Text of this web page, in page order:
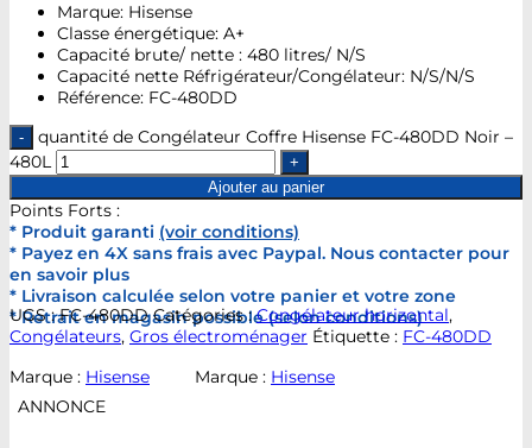
Marque: Hisense
Classe énergétique: A+
Capacité brute/ nette : 480 litres/ N/S
Capacité nette Réfrigérateur/Congélateur: N/S/N/S
Référence: FC-480DD
quantité de Congélateur Coffre Hisense FC-480DD Noir –
480L
Ajouter au panier
Points Forts :
* Produit garanti (voir conditions)
* Payez en 4X sans frais avec Paypal. Nous contacter pour
en savoir plus
* Livraison calculée selon votre panier et votre zone
* Retrait en magasin possible (selon conditions)
UGS :FC-480DD Catégories :Congélateur horizontal,
Congélateurs, Gros électroménager Étiquette : FC-480DD
Marque : Hisense Marque : Hisense
ANNONCE